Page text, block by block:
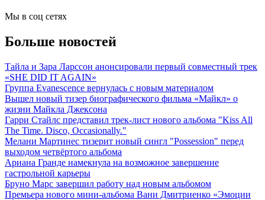
Мы в соц сетях
Больше новостей
Тайла и Зара Ларссон анонсировали первый совместный трек
«SHE DID IT AGAIN»
Группа Evanescence вернулась с новым материалом
Вышел новый тизер биографического фильма «Майкл» о
жизни Майкла Джексона
Гарри Стайлс представил трек-лист нового альбома "Kiss All
The Time. Disco, Occasionally."
Мелани Мартинес тизерит новый сингл "Possession" перед
выходом четвёртого альбома
Ариана Гранде намекнула на возможное завершение
гастрольной карьеры
Бруно Марс завершил работу над новым альбомом
Премьера нового мини-альбома Вани Дмитриенко «Эмоции